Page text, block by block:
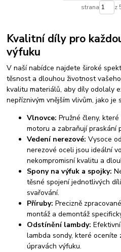
strana z
Kvalitní díly pro
výfuku
V naší nabídce najdete široké
těsnost a dlouhou životnost
kvalitu materiálů, aby díly odolaly
nepříznivým vnějším vlivům, jako je
Vlnovce: Pružné členy,
motoru a zabraňují praskání
Vedení nerezové: Vysoce
nerezové oceli jsou ideální
nekompromisní kvalitu a
Spony na výfuk a spojky:
těsné spojení jednotlivých
svařování.
Příruby: Precizně
montáž a demontáž
Odstínění lambdy:
lambda sondy, které oceníte
úpravách výfuku.